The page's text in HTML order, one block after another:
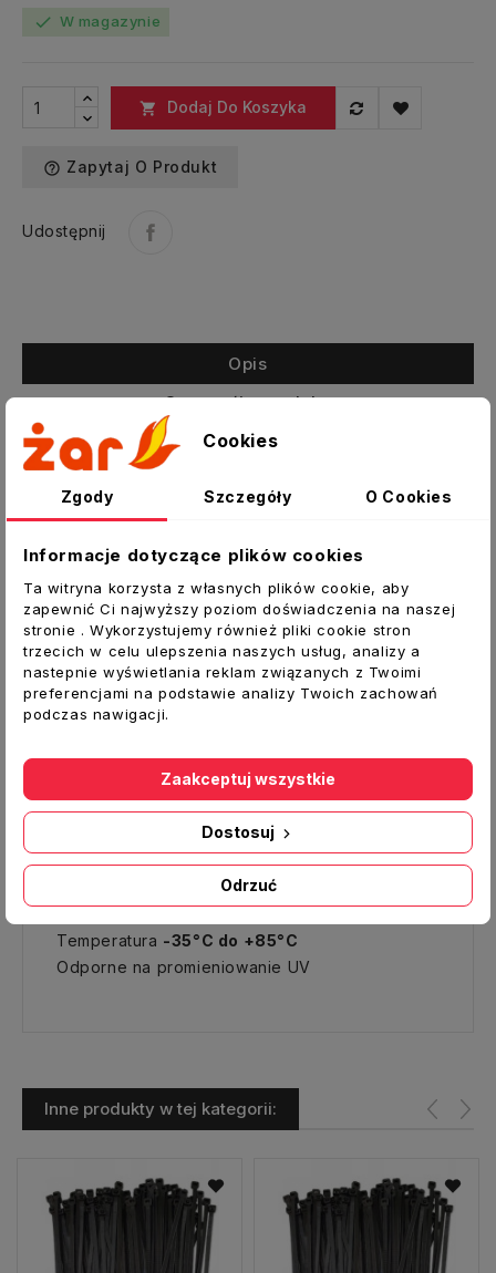
check W magazynie
 Dodaj Do Koszyka
help_outline Zapytaj O Produkt
Udostępnij
Opis
Szczegóły produktu
Załączniki
Opaski kablowe nylonowe białe 430 x 4,8
kpl. 100 szt.
Opaska zaciskowa jest przeznaczona do
mocowania w wiązki przewodów
elektrycznych, kabli, węży, rurek itp. Są
wygodne w montażu i charakteryzują się
wysoką jakością i niezawodnością. Dostępne
w szerokim zakresie rozmiarów. Dzięki
rozmieszeniu ząbków na całej długości opaski
rozmiarów wiązki. Opaska może być
zaciągnięta ręcznie lub przy pomocy
specjalnych narzędzi.
Uwaga:cena dotyczy 1 kompletu 100 szt.
Zalety:
Temperatura -35°C do +85°C
Odporne na promieniowanie UV
Inne produkty w tej kategorii:
Cookies
Zgody Szczegóły O Cookies
Informacje dotyczące plików cookies
Ta witryna korzysta z własnych plików cookie, aby
zapewnić Ci najwyższy poziom doświadczenia na naszej
stronie . Wykorzystujemy również pliki cookie stron
trzecich w celu ulepszenia naszych usług, analizy a
nastepnie wyświetlania reklam związanych z Twoimi
preferencjami na podstawie analizy Twoich zachowań
podczas nawigacji.
Odrzuć
Dostosuj
Zaakceptuj wszystkie